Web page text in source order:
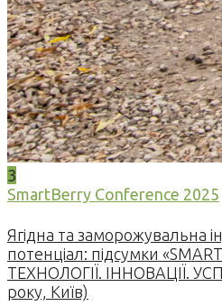
3
SmartBerry Conference 2025
Ягідна та заморожувальна
потенціал: підсумки
ТЕХНОЛОГІЇ. ІННОВАЦІЇ.
року, Київ)